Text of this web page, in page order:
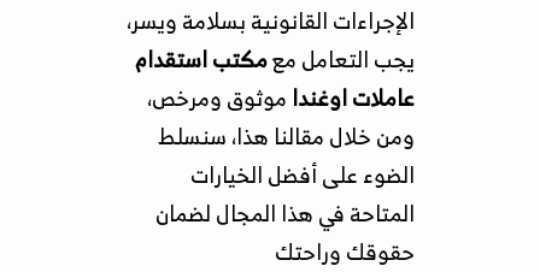
الإجراءات القانونية بسلامة ويسر،
يجب التعامل معمكتب استقدام
عاملات اوغندا موثوق ومرخص،
ومن خلال مقالنا هذا، سنسلط
الضوء على أفضل الخيارات
المتاحة في هذا المجال لضمان
حقوقك وراحتك